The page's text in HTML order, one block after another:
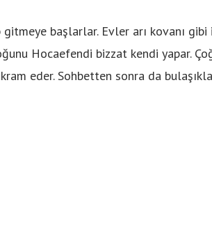
başlarlar. Evler arı kovanı
Hocaefendi bizzat kendi yapar.
eder. Sohbetten sonra da